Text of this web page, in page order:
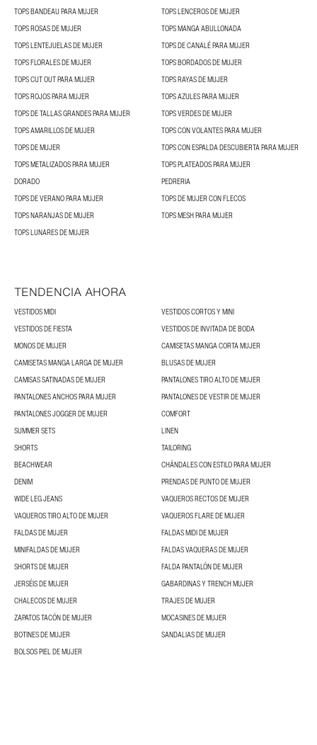
TOPS BANDEAU PARA MUJER
TOPS LENCEROS DE MUJER
TOPS ROSAS DE MUJER
TOPS MANGA ABULLONADA
TOPS LENTEJUELAS DE MUJER
TOPS DE CANALÉ PARA MUJER
TOPS FLORALES DE MUJER
TOPS BORDADOS DE MUJER
TOPS CUT OUT PARA MUJER
TOPS RAYAS DE MUJER
TOPS ROJOS PARA MUJER
TOPS AZULES PARA MUJER
TOPS DE TALLAS GRANDES PARA MUJER
TOPS VERDES DE MUJER
TOPS AMARILLOS DE MUJER
TOPS CON VOLANTES PARA MUJER
TOPS DE MUJER
TOPS CON ESPALDA DESCUBIERTA PARA MUJER
TOPS METALIZADOS PARA MUJER
TOPS PLATEADOS PARA MUJER
DORADO
PEDRERIA
TOPS DE VERANO PARA MUJER
TOPS DE MUJER CON FLECOS
TOPS NARANJAS DE MUJER
TOPS MESH PARA MUJER
TOPS LUNARES DE MUJER
TENDENCIA AHORA
VESTIDOS MIDI
VESTIDOS CORTOS Y MINI
VESTIDOS DE FIESTA
VESTIDOS DE INVITADA DE BODA
MONOS DE MUJER
CAMISETAS MANGA CORTA MUJER
CAMISETAS MANGA LARGA DE MUJER
BLUSAS DE MUJER
CAMISAS SATINADAS DE MUJER
PANTALONES TIRO ALTO DE MUJER
PANTALONES ANCHOS PARA MUJER
PANTALONES DE VESTIR DE MUJER
PANTALONES JOGGER DE MUJER
COMFORT
SUMMER SETS
LINEN
SHORTS
TAILORING
BEACHWEAR
CHÁNDALES CON ESTILO PARA MUJER
DENIM
PRENDAS DE PUNTO DE MUJER
WIDE LEG JEANS
VAQUEROS RECTOS DE MUJER
VAQUEROS TIRO ALTO DE MUJER
VAQUEROS FLARE DE MUJER
FALDAS DE MUJER
FALDAS MIDI DE MUJER
MINIFALDAS DE MUJER
FALDAS VAQUERAS DE MUJER
SHORTS DE MUJER
FALDA PANTALÓN DE MUJER
JERSÉIS DE MUJER
GABARDINAS Y TRENCH MUJER
CHALECOS DE MUJER
TRAJES DE MUJER
ZAPATOS TACÓN DE MUJER
MOCASINES DE MUJER
BOTINES DE MUJER
SANDALIAS DE MUJER
BOLSOS PIEL DE MUJER